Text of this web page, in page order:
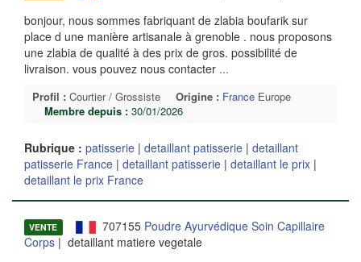
bonjour, nous sommes fabriquant de zlabia boufarik sur
place d une manière artisanale à grenoble . nous proposons
une zlabia de qualité à des prix de gros. possibilité de
livraison. vous pouvez nous contacter ...
Profil : Courtier / Grossiste Origine : France Europe
Membre depuis : 30/01/2026
Rubrique : patisserie | detaillant patisserie | detaillant
patisserie France | detaillant patisserie | detaillant le prix |
detaillant le prix France
VENTE 707155 Poudre Ayurvédique Soin Capillaire
Corps | detaillant matiere vegetale